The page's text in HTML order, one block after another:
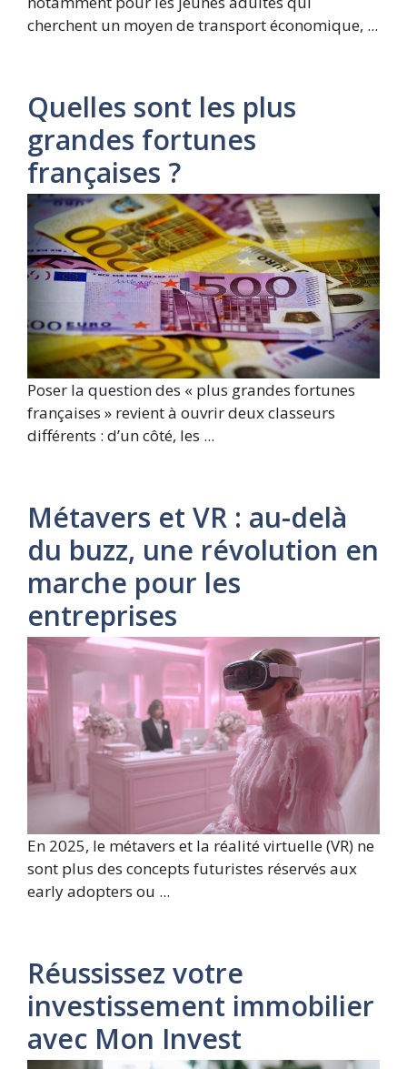
cherchent un moyen de transport économique, ...
Quelles sont les plus
grandes fortunes
françaises ?
Poser la question des « plus grandes fortunes
françaises » revient à ouvrir deux classeurs
différents : d’un côté, les ...
Métavers et VR : au-delà
du buzz, une révolution en
marche pour les
entreprises
En 2025, le métavers et la réalité virtuelle (VR) ne
sont plus des concepts futuristes réservés aux
early adopters ou ...
Réussissez votre
investissement immobilier
avec Mon Invest